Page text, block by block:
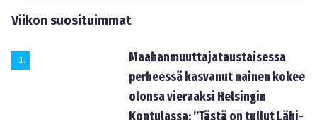
Viikon suosituimmat
1.
Maahanmuuttajataustaisessa
perheessä kasvanut nainen kokee
olonsa vieraaksi Helsingin
Kontulassa: ”Tästä on tullut Lähi-